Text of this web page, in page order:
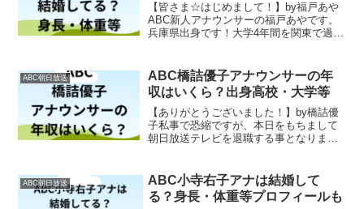
【皆さま☆はじめまして！】by福戸あや
ABC新人アナウンサーの福戸あやです。
兵庫県出身です！大学4年間を関東で過ご
で...... 続きは テレビ #朝日放送テレビ #
ひよこ...
ABC朝日放送
ABC橋詰優子アナウンサーの年
収はいくら？出身高校・大学等
【ありがとうございました！】by橋詰優
子私事で恐縮ですが、本日をもちまして
朝日放送テレビを退職する事となりまし
い切...... 続きは テレビ #朝日放送テレビ
#...
ABC朝日放送
ABC小寺右子アナは結婚して
る？身長・体重等プロフィールも